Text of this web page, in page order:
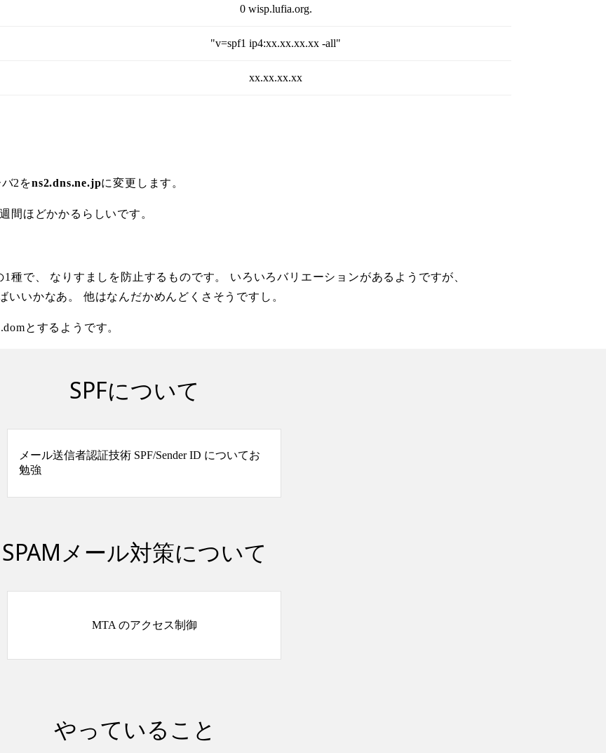
0 wisp.lufia.org.
"v=spf1 ip4:xx.xx.xx.xx -all"
xx.xx.xx.xx
2をns2.dns.ne.jpに変更します。
間ほどかかるらしいです。
種で、 なりすましを防止するものです。 いろいろバリエーションがあるようですが、
いいかなあ。 他はなんだかめんどくさそうですし。
とするようです。
SPFについて
メール送信者認証技術 SPF/Sender ID についてお
勉強
SPAMメール対策について
MTA のアクセス制御
やっていること